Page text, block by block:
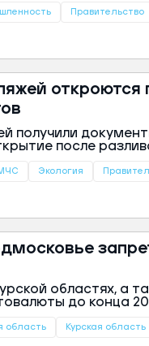
во время
Правительство
откроются
получили
после
России.
Экология
областях, а
до конца
область Курская область